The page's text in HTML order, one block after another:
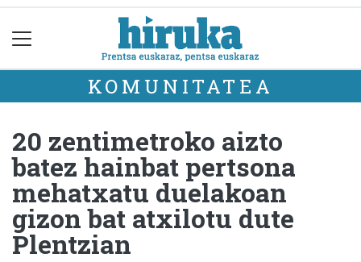
KOMUNITATEA
20 zentimetroko aizto
batez hainbat pertsona
mehatxatu duelakoan
gizon bat atxilotu dute
Plentzian